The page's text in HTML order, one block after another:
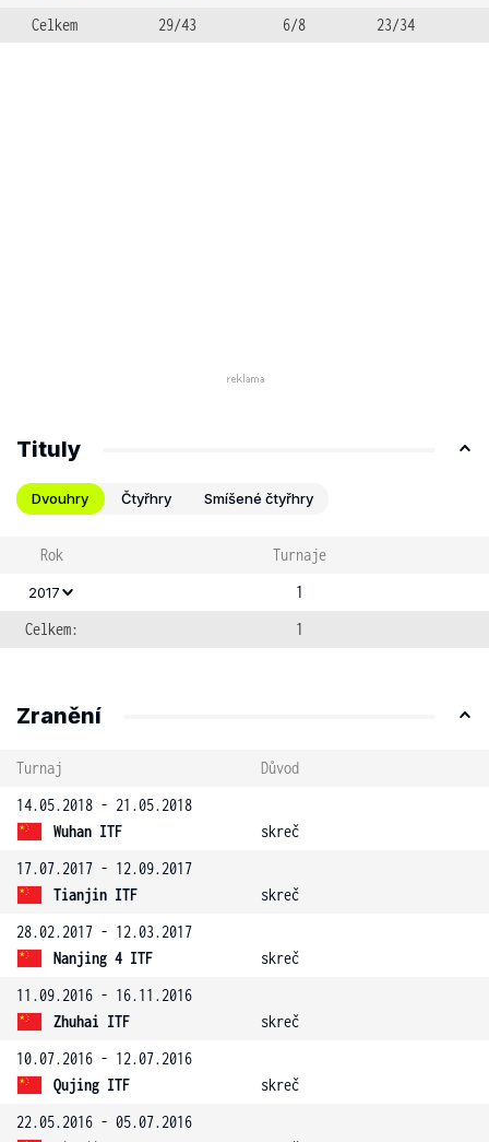
Celkem 29/43 6/8 23/34
Tituly
Dvouhry Čtyřhry Smíšené čtyřhry
Rok Turnaje
2017
1
Celkem:
1
Zranění
Turnaj
Důvod
14.05.2018 - 21.05.2018
Wuhan ITF
skreč
17.07.2017 - 12.09.2017
Tianjin ITF
skreč
28.02.2017 - 12.03.2017
Nanjing 4 ITF
skreč
11.09.2016 - 16.11.2016
Zhuhai ITF
skreč
10.07.2016 - 12.07.2016
Qujing ITF
skreč
22.05.2016 - 05.07.2016